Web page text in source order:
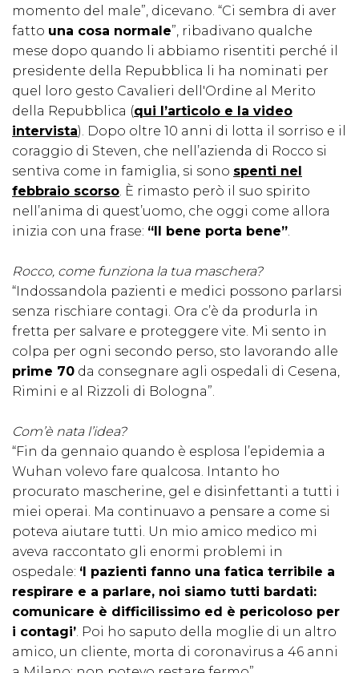
momento del male”, dicevano. “Ci sembra di aver
fatto una cosa normale”, ribadivano qualche
mese dopo quando li abbiamo risentiti perché il
presidente della Repubblica li ha nominati per
quel loro gesto Cavalieri dell'Ordine al Merito
della Repubblica (qui l’articolo e la video
intervista). Dopo oltre 10 anni di lotta il sorriso e il
coraggio di Steven, che nell’azienda di Rocco si
sentiva come in famiglia, si sono spenti nel
febbraio scorso. È rimasto però il suo spirito
nell’anima di quest’uomo, che oggi come allora
inizia con una frase: “Il bene porta bene”.
Rocco, come funziona la tua maschera?
“Indossandola pazienti e medici possono parlarsi
senza rischiare contagi. Ora c’è da produrla in
fretta per salvare e proteggere vite. Mi sento in
colpa per ogni secondo perso, sto lavorando alle
prime 70 da consegnare agli ospedali di Cesena,
Rimini e al Rizzoli di Bologna”.
Com’è nata l’idea?
“Fin da gennaio quando è esplosa l’epidemia a
Wuhan volevo fare qualcosa. Intanto ho
procurato mascherine, gel e disinfettanti a tutti i
miei operai. Ma continuavo a pensare a come si
poteva aiutare tutti. Un mio amico medico mi
aveva raccontato gli enormi problemi in
ospedale: ‘I pazienti fanno una fatica terribile a
respirare e a parlare, noi siamo tutti bardati:
comunicare è difficilissimo ed è pericoloso per
i contagi’. Poi ho saputo della moglie di un altro
amico, un cliente, morta di coronavirus a 46 anni